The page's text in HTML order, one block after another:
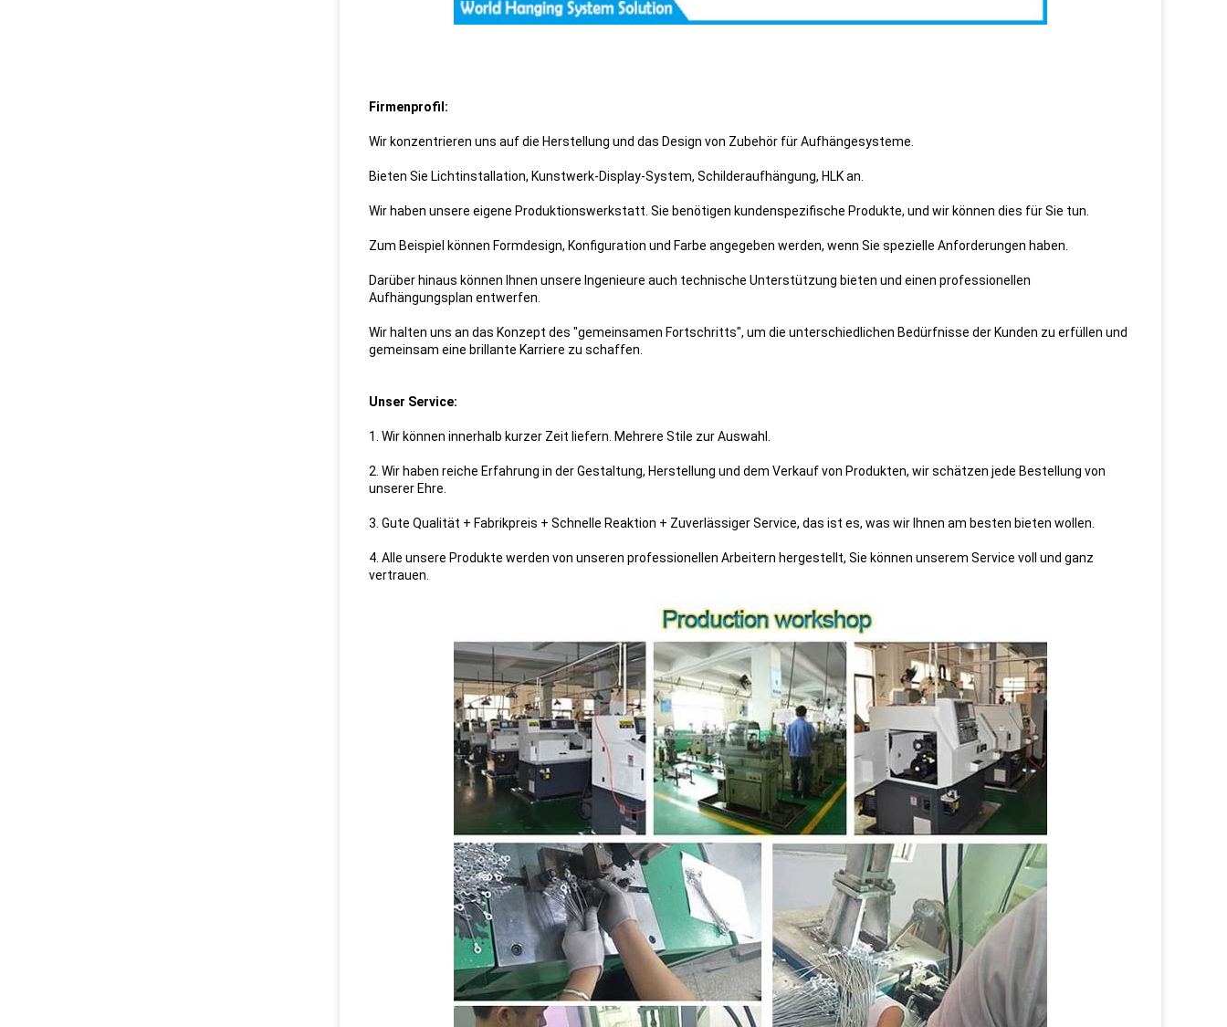
Firmenprofil:
Wir konzentrieren uns auf die Herstellung und das Design von Zubehör für Aufhängesysteme.
Bieten Sie Lichtinstallation, Kunstwerk-Display-System, Schilderaufhängung, HLK an.
Wir haben unsere eigene Produktionswerkstatt. Sie benötigen kundenspezifische Produkte, und wir können dies für Sie tun.
Zum Beispiel können Formdesign, Konfiguration und Farbe angegeben werden, wenn Sie spezielle Anforderungen haben.
Darüber hinaus können Ihnen unsere Ingenieure auch technische Unterstützung bieten und einen professionellen
Aufhängungsplan entwerfen.
Wir halten uns an das Konzept des "gemeinsamen Fortschritts", um die unterschiedlichen Bedürfnisse der Kunden zu erfüllen und
gemeinsam eine brillante Karriere zu schaffen.
Unser Service:
1. Wir können innerhalb kurzer Zeit liefern. Mehrere Stile zur Auswahl.
2. Wir haben reiche Erfahrung in der Gestaltung, Herstellung und dem Verkauf von Produkten, wir schätzen jede Bestellung von
unserer Ehre.
3. Gute Qualität + Fabrikpreis + Schnelle Reaktion + Zuverlässiger Service, das ist es, was wir Ihnen am besten bieten wollen.
4. Alle unsere Produkte werden von unseren professionellen Arbeitern hergestellt, Sie können unserem Service voll und ganz
vertrauen.